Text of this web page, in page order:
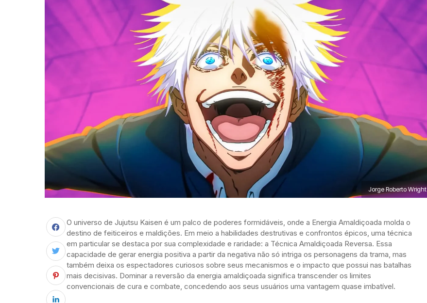
Jorge Roberto Wright
O universo de Jujutsu Kaisen é um palco de poderes formidáveis, onde a Energia Amaldiçoada molda o
destino de feiticeiros e maldições. Em meio a habilidades destrutivas e confrontos épicos, uma técnica
em particular se destaca por sua complexidade e raridade: a Técnica Amaldiçoada Reversa. Essa
capacidade de gerar energia positiva a partir da negativa não só intriga os personagens da trama, mas
também deixa os espectadores curiosos sobre seus mecanismos e o impacto que possui nas batalhas
mais decisivas. Dominar a reversão da energia amaldiçoada significa transcender os limites
convencionais de cura e combate, concedendo aos seus usuários uma vantagem quase imbatível.